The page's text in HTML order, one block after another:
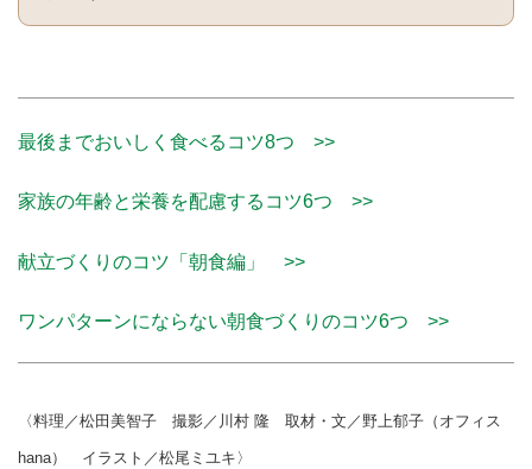
最後までおいしく食べるコツ8つ >>
家族の年齢と栄養を配慮するコツ6つ >>
献立づくりのコツ「朝食編」 >>
ワンパターンにならない朝食づくりのコツ6つ >>
〈料理／松田美智子 撮影／川村 隆 取材・文／野上郁子（オフィス
hana） イラスト／松尾ミユキ〉